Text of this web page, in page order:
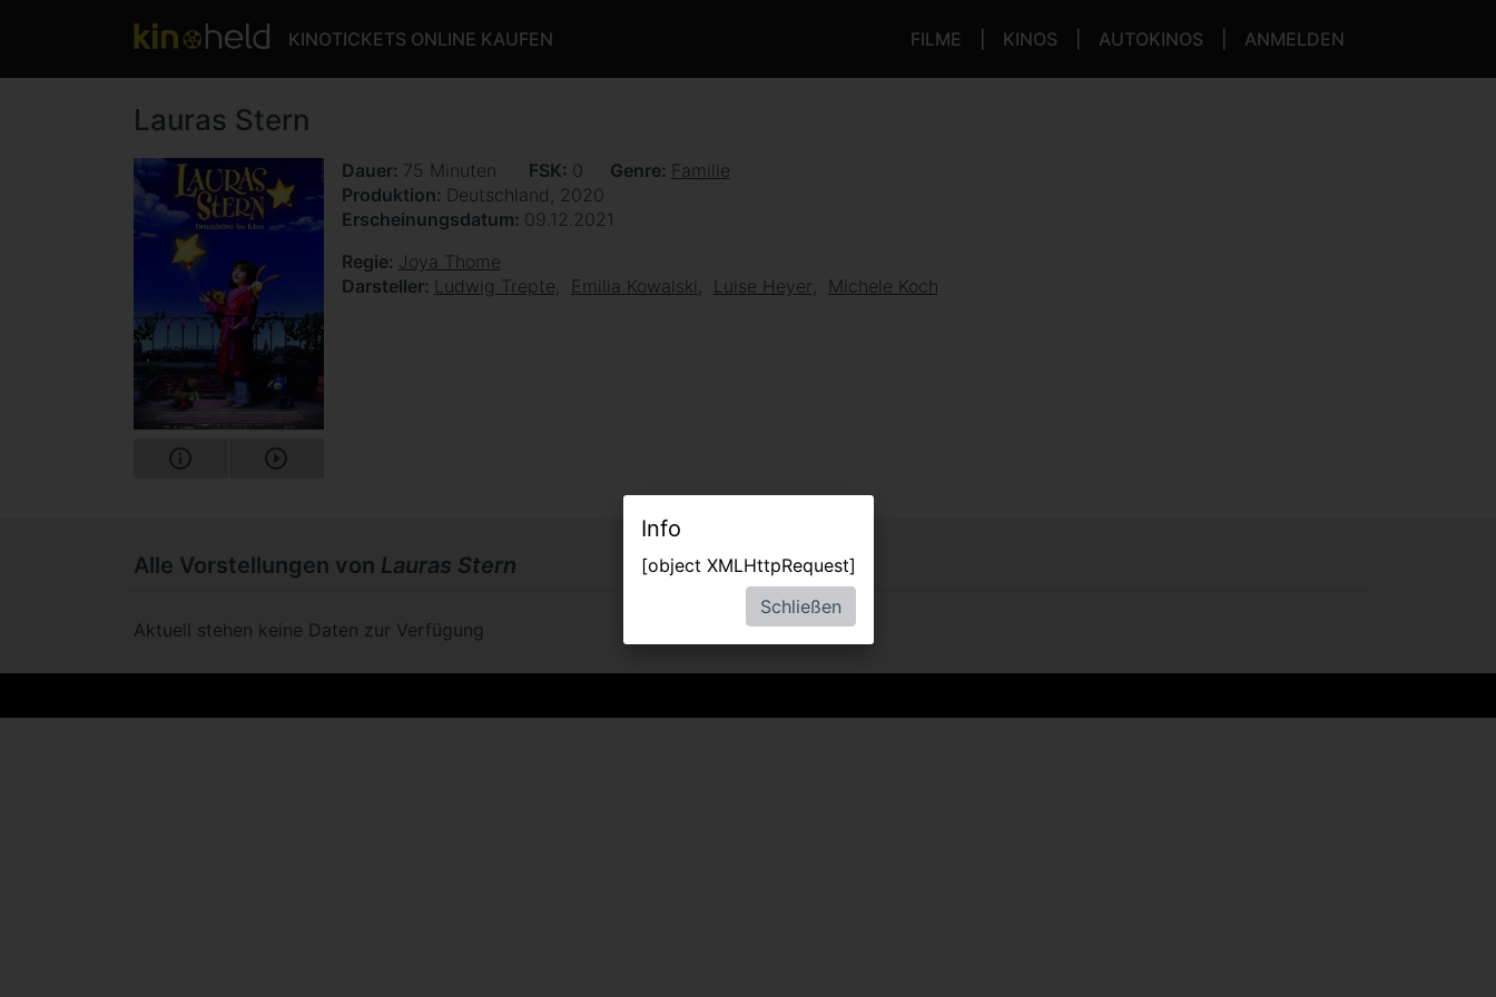
KINOTICKETS ONLINE KAUFEN FILME KINOS AUTOKINOS ANMELDEN
Lauras Stern
Dauer 75 Minuten FSK 0 Genre Familie
Produktion Deutschland, 2020
Erscheinungsdatum 09.12.2021
Regie Joya Thome
Darsteller Ludwig Trepte Emilia Kowalski Luise Heyer Michele Koch
Alle Vorstellungen von Lauras Stern
Aktuell stehen keine Daten zur Verfügung
Info
[object XMLHttpRequest]
Schließen